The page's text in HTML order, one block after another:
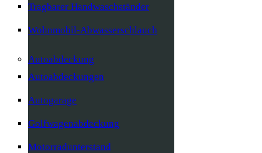
Tragbarer Handwaschständer
Wohnmobil-Abwasserschlauch
Autoabdeckung
Autoabdeckungen
Autogarage
Golfwagenabdeckung
Motorradunterstand